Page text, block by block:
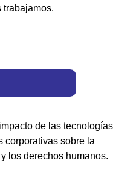
trabajamos.
de las tecnologías
corporativas sobre la
los derechos humanos.